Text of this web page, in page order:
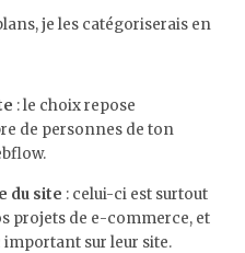
je les catégoriserais en
: le choix repose
de personnes de ton
du site : celui-ci est surtout
projets de e-commerce, et
important sur leur site.